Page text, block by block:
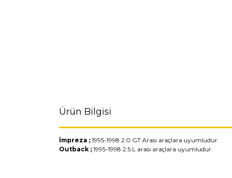
Ürün Bilgisi
İmpreza ; 1995-1998 2.0 GT Arası araçlara uyumludur.
Outback ; 1995-1998 2.5 L arası araçlara uyumludur.
Bu ürünün fiyat bilgisi, resim, ürün